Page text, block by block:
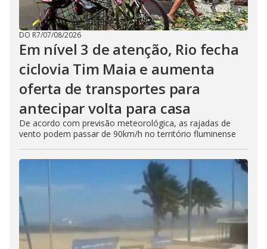
DO R7/07/08/2026
Em nível 3 de atenção, Rio fecha
ciclovia Tim Maia e aumenta
oferta de transportes para
antecipar volta para casa
De acordo com previsão meteorológica, as rajadas de
vento podem passar de 90km/h no território fluminense